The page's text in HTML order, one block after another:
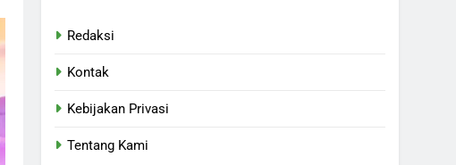
Redaksi
Kontak
Kebijakan Privasi
Tentang Kami